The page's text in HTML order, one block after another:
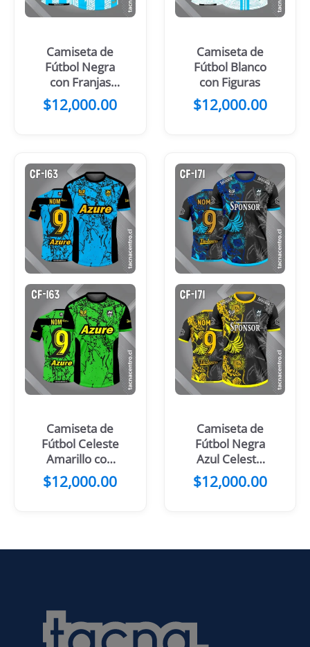
Camiseta de
Fútbol Negra
con Franjas
Blancas
$12,000.00
Camiseta de
Fútbol Blanco
con Figuras
$12,000.00
Camiseta de
Fútbol Celeste
Amarillo con
mangas negras
$12,000.00
Camiseta de
Fútbol Negra
Azul Celeste
con Flores
$12,000.00